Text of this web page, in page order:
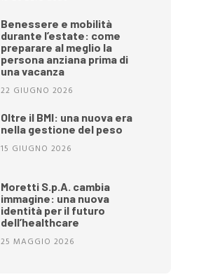
Benessere e mobilità
durante l’estate: come
preparare al meglio la
persona anziana prima di
una vacanza
22 GIUGNO 2026
Oltre il BMI: una nuova era
nella gestione del peso
15 GIUGNO 2026
Moretti S.p.A. cambia
immagine: una nuova
identità per il futuro
dell’healthcare
25 MAGGIO 2026